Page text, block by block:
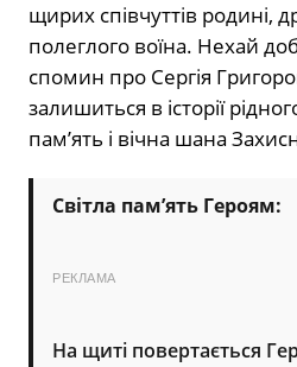
щирих співчуттів родині,
полеглого воїна. Нехай
спомин про Сергія
залишиться в історії
пам’ять і вічна шана
Світла пам’ять Героям:
РЕКЛАМА
На щиті повертається